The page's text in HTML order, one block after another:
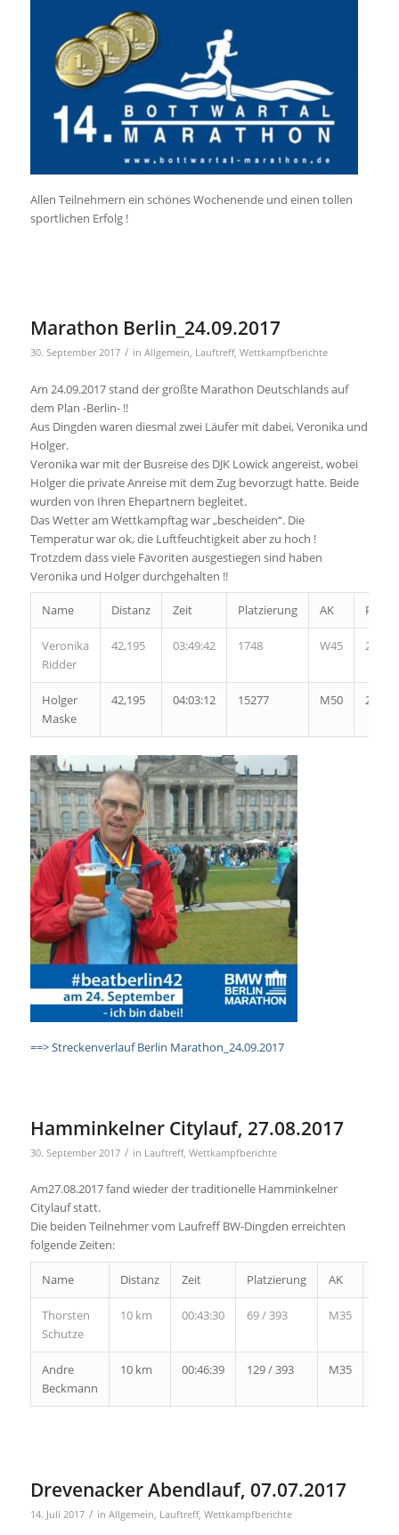
Allen Teilnehmern ein schönes Wochenende und einen tollen
sportlichen Erfolg !
Marathon Berlin_24.09.2017
30. September 2017 / in Allgemein, Lauftreff, Wettkampfberichte
Am 24.09.2017 stand der größte Marathon Deutschlands auf
dem Plan -Berlin- !!
Aus Dingden waren diesmal zwei Läufer mit dabei, Veronika und
Holger.
Veronika war mit der Busreise des DJK Lowick angereist, wobei
Holger die private Anreise mit dem Zug bevorzugt hatte. Beide
wurden von Ihren Ehepartnern begleitet.
Das Wetter am Wettkampftag war „bescheiden“. Die
Temperatur war ok, die Luftfeuchtigkeit aber zu hoch !
Trotzdem dass viele Favoriten ausgestiegen sind haben
Veronika und Holger durchgehalten !!
Name Distanz Zeit Platzierung AK PAK
Veronika
Ridder
42,195 03:49:42 1748 W45 224
Holger
Maske
42,195 04:03:12 15277 M50 2131
==> Streckenverlauf Berlin Marathon_24.09.2017
Hamminkelner Citylauf, 27.08.2017
30. September 2017 / in Lauftreff, Wettkampfberichte
Am27.08.2017 fand wieder der traditionelle Hamminkelner
Citylauf statt.
Die beiden Teilnehmer vom Laufreff BW-Dingden erreichten
folgende Zeiten:
Name Distanz Zeit Platzierung AK
Thorsten
Schutze
10 km 00:43:30 69 / 393 M35
Andre
Beckmann
10 km 00:46:39 129 / 393 M35
Drevenacker Abendlauf, 07.07.2017
14. Juli 2017 / in Allgemein, Lauftreff, Wettkampfberichte